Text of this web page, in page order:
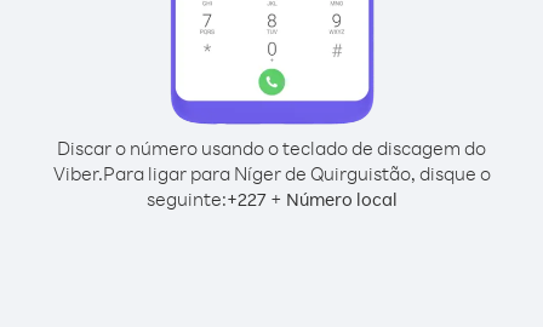
Discar o número usando o teclado de discagem do
Viber.Para ligar para Níger de Quirguistão, disque o
seguinte:+227+ Número local